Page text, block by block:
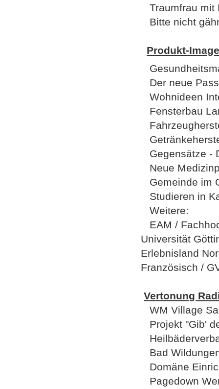
Traumfrau mit
Bitte nicht
Produkt-
Der neue
Wohnideen
Fensterbau
Gegensätze -
Neue
Gemeinde im
Studieren in
Weitere:
EAM /
Universität
Erlebnisland
Französisch /
Vertonung
WM Village
Projekt "Gib'
Bad
Domäne
Pagedown